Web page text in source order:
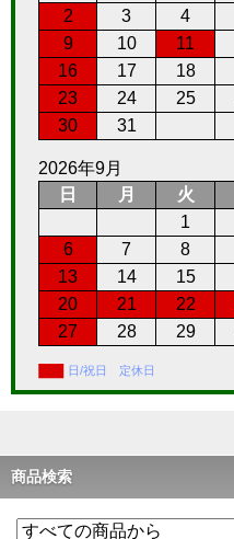
2
3 4
9
10 11
16
17 18
23
24 25
30
31
2026年9月
日
月 火
1
6
7 8
13
14 15
20
21 22
27
28 29
日/祝日 定休日
商品検索